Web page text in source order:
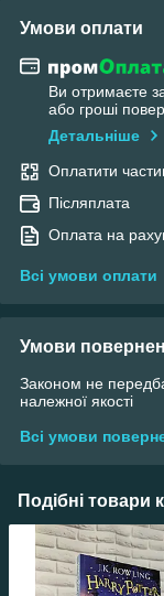
Умови оплати
Ви отримаєте
або гроші
Детальніше
Оплатити
Післяплата
Оплата на
Всі умови оплати
Умови
Законом не
належної якості
Всі умови
Подібні товари